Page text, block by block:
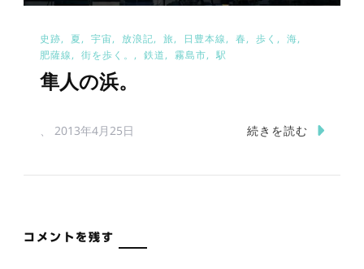
史跡 夏 宇宙 放浪記 旅 日豊本線 春 歩く
海
肥薩線
街を歩く。 鉄道 霧島市 駅
隼人の浜。
、 2013年4月25日 続きを読む
コメントを残す